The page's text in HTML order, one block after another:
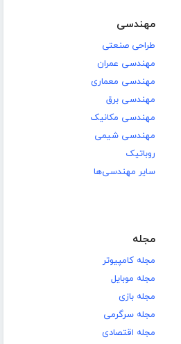
مهندسی
طراحی صنعتی
مهندسی عمران
مهندسی معماری
مهندسی برق
مهندسی مکانیک
مهندسی شیمی
روباتیک
سایر مهندسی‌ها
مجله
مجله کامپیوتر
مجله موبایل
مجله بازی
مجله سرگرمی
مجله اقتصادی